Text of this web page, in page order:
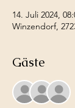
14. Juli 2024,
Winzendorf,
Gäste